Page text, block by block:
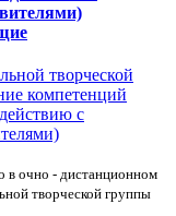
очно - дистанционном
творческой группы